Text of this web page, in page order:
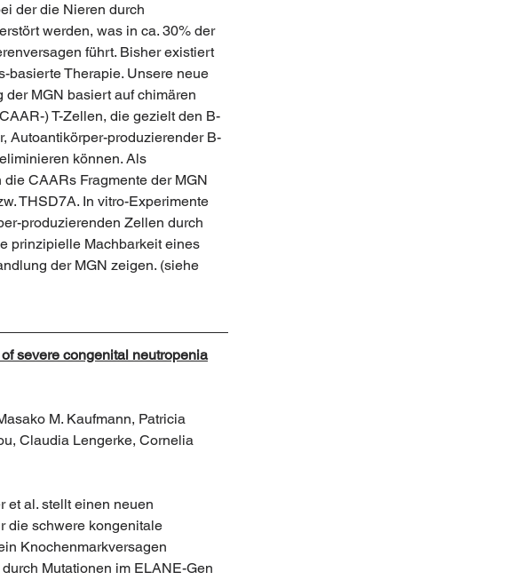
der die Nieren durch
werden, was in ca. 30% der
führt. Bisher existiert
basierte Therapie. Unsere neue
MGN basiert auf chimären
) T-Zellen, die gezielt den B-
Autoantikörper-produzierender B-
können. Als
CAARs Fragmente der MGN
THSD7A. In vitro-Experimente
produzierenden Zellen durch
prinzipielle Machbarkeit eines
der MGN zeigen. (siehe
severe congenital neutropenia
M. Kaufmann, Patricia
Claudia Lengerke, Cornelia
et al. stellt einen neuen
die schwere kongenitale
Knochenmarkversagen
Mutationen im ELANE-Gen